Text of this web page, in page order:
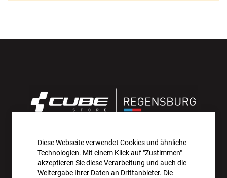
Diese Webseite verwendet Cookies und ähnliche
Technologien. Mit einem Klick auf "Zustimmen"
akzeptieren Sie diese Verarbeitung und auch die
Weitergabe Ihrer Daten an Drittanbieter. Die
AKTIONEN UND NEUHEITEN ABONNIEREN UND
10€ GUTSCHEIN SICHERN!**